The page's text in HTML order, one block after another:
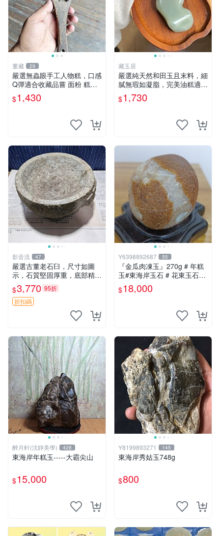
董藏 29
嚴選無蟲眼手工人物糕，口感
Q彈適合收藏品嘗 面粉 糕點
人物糕
$1,430
藏玉居
嚴選純天然和田玉且末料，細
膩無瑕如凝脂，完美油糕適合
收藏與送禮。 純天然和田
玉、油糕、玉器
$1,730
影音流 47
嚴選古董老石臼，尺寸如圖
示，石質堅固厚重，底部精雕
花紋，錘頭完好無損。適合收
藏或實用。 石臼 收藏 錘頭
$3,770 95折
折扣碼
Y6398892687 55
『金瓜肉凍玉』270g # 年糕
玉#東海岸玉石 # 花東玉石#
總統石#台灣藍寶
$18,000
醉月軒(沈靜美學) 428
東海岸年糕玉-----大霸尖山
$15,000
Y8199893271 145
東海岸秀姑玉748g
$800